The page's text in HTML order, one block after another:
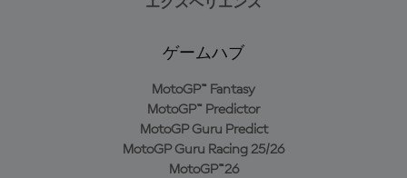
エクスペリエンス
ゲームハブ
MotoGP™ Fantasy
MotoGP™ Predictor
MotoGP Guru Predict
MotoGP Guru Racing 25/26
MotoGP™26